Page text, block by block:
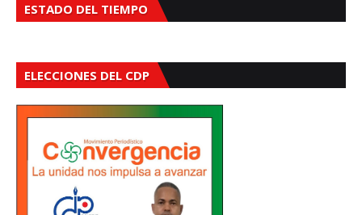
ESTADO DEL TIEMPO
ELECCIONES DEL CDP